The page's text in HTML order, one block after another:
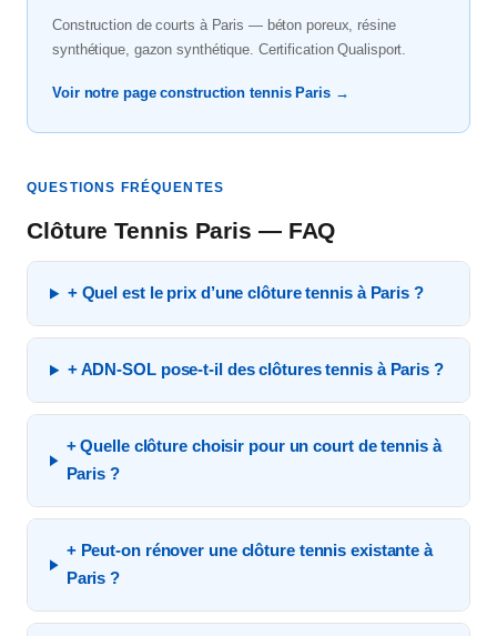
Construction de courts à Paris — béton poreux, résine
synthétique, gazon synthétique. Certification Qualisport.
Voir notre page construction tennis Paris →
QUESTIONS FRÉQUENTES
Clôture Tennis Paris — FAQ
+ Quel est le prix d’une clôture tennis à Paris ?
+ ADN-SOL pose-t-il des clôtures tennis à Paris ?
+ Quelle clôture choisir pour un court de tennis à
Paris ?
+ Peut-on rénover une clôture tennis existante à
Paris ?